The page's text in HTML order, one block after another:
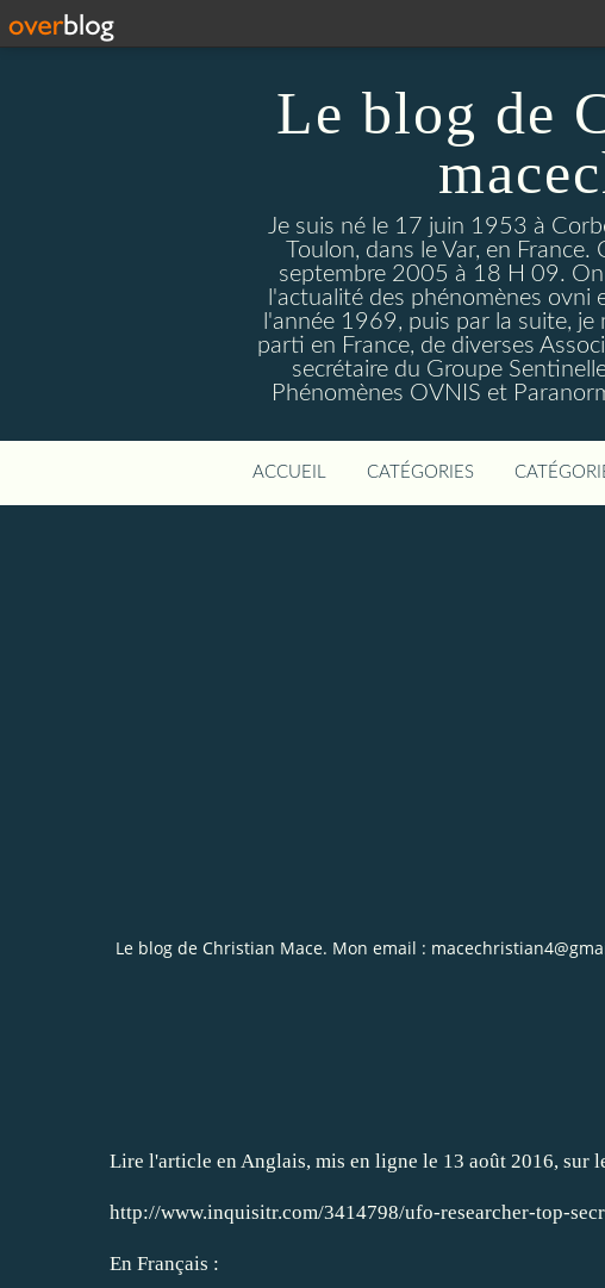
Le blog de
Je suis né le 17 juin 1953 à
Toulon, dans le Var, en
septembre 2005 à 18 H 09. On
l'actualité des phénomènes ovni
l'année 1969, puis par la suite,
parti en France, de diverses
secrétaire du Groupe
Phénomènes OVNIS et
ACCUEIL CATÉGORIES
Le blog de Christian Mace. Mon email :
Lire l'article en Anglais, mis en ligne le 13 août 2016, sur
http://www.inquisitr.com/3414798/ufo-researcher-top-
En Français :